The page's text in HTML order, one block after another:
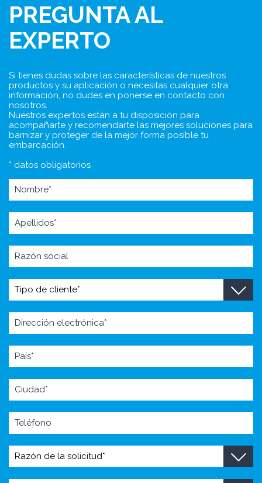
PREGUNTA AL
EXPERTO
Si tienes dudas sobre las características de nuestros
productos y su aplicación o necesitas cualquier otra
información, no dudes en ponerse en contacto con
nosotros.
Nuestros expertos están a tu disposición para
acompañarte y recomendarte las mejores soluciones para
barnizar y proteger de la mejor forma posible tu
embarcación.
* datos obligatorios